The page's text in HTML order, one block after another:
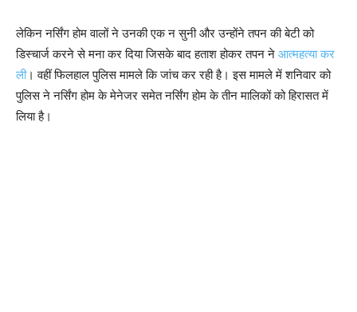
लेकिन नर्सिंग होम वालों ने उनकी एक न सुनी और उन्होंने तपन की बेटी को
डिस्चार्ज करने से मना कर दिया जिसके बाद हताश होकर तपन ने आत्महत्या कर
ली। वहीं फिलहाल पुलिस मामले कि जांच कर रही है। इस मामले में शनिवार को
पुलिस ने नर्सिंग होम के मेनेजर समेत नर्सिंग होम के तीन मालिकों को हिरासत में
लिया है।